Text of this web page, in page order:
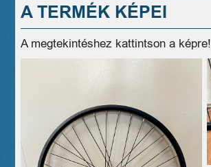
A TERMÉK KÉPEI
A megtekintéshez kattintson a képre!